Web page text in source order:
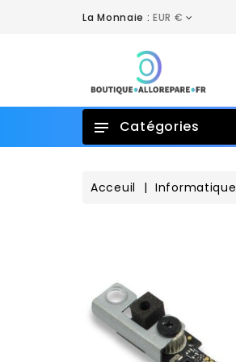
La Monnaie : EUR €
Catégories
Acceuil Informatique